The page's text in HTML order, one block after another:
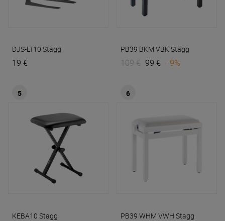
DJS-LT10 Stagg
19 €
PB39 BKM VBKStagg
109 € 99 € - 9%
5
KEBA10 Stagg
6
PB39 WHM VWH Stagg